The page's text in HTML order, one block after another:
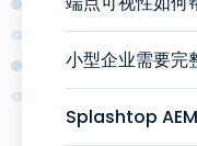
小型企业需要完
Splashtop AEM